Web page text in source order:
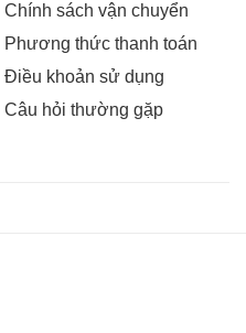
Chính sách vận chuyển
Phương thức thanh toán
Điều khoản sử dụng
Câu hỏi thường gặp